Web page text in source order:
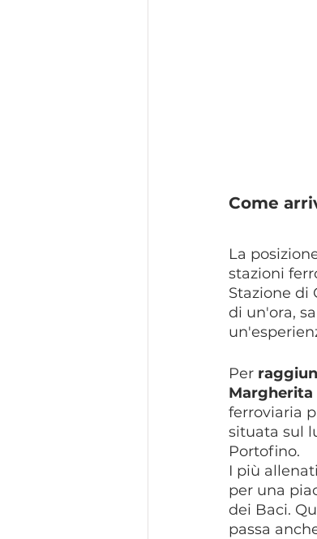
Come
La
stazioni
Stazione di
di un'ora,
Per
Margherita
ferroviaria
situata sul
Portofino.
I più
per una
dei Baci.
passa